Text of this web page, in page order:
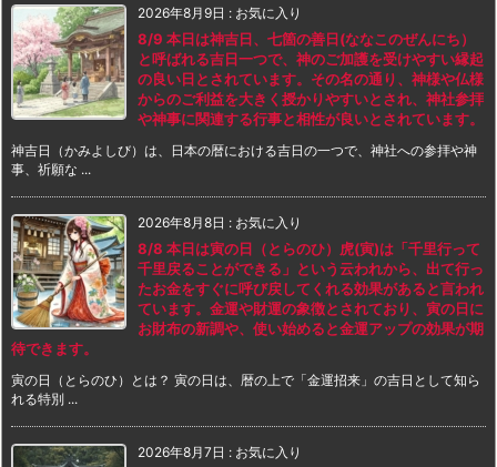
2026年8月9日 : お気に入り
8/9 本日は神吉日、七箇の善日(ななこのぜんにち）
と呼ばれる吉日一つで、神のご加護を受けやすい縁起
の良い日とされています。その名の通り、神様や仏様
からのご利益を大きく授かりやすいとされ、神社参拝
や神事に関連する行事と相性が良いとされています。
神吉日（かみよしび）は、日本の暦における吉日の一つで、神社への参拝や神
事、祈願な ...
2026年8月8日 : お気に入り
8/8 本日は寅の日（とらのひ）虎(寅)は「千里行って
千里戻ることができる」という云われから、出て行っ
たお金をすぐに呼び戻してくれる効果があると言われ
ています。金運や財運の象徴とされており、寅の日に
お財布の新調や、使い始めると金運アップの効果が期
待できます。
寅の日（とらのひ）とは？ 寅の日は、暦の上で「金運招来」の吉日として知ら
れる特別 ...
2026年8月7日 : お気に入り